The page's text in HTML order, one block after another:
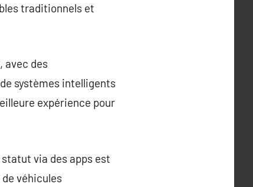
traditionnels et
avec des
systèmes intelligents
expérience pour
via des apps est
véhicules